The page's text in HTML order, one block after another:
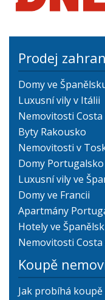
Prodej
Domy ve
Luxusní vily v Itálii
Nemovitosti Costa
Byty Rakousko
Nemovitosti v
Domy Portugalsko
Luxusní vily ve
Domy ve Francii
Apartmány
Hotely ve
Nemovitosti Costa
Koupě
Jak probíhá